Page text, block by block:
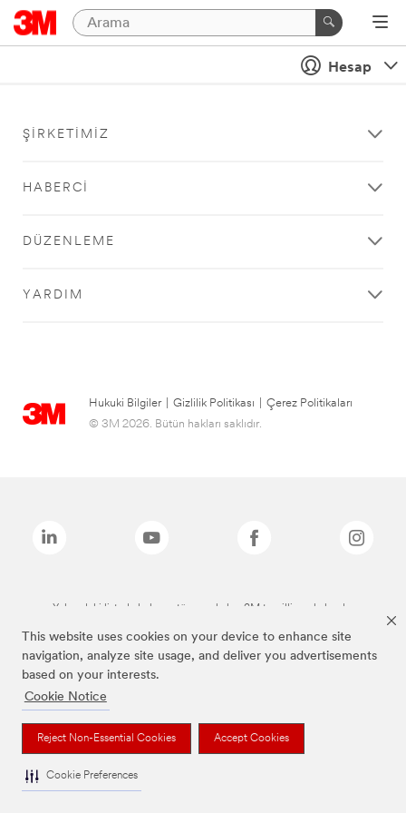
This website uses cookies on your device to enhance site
navigation, analyze site usage, and deliver you advertisements
based on your interests.
Cookie Notice
Reject Non-Essential Cookies Accept Cookies
Cookie Preferences
Hesap
ŞIRKETIMIZ
HABERCI
DÜZENLEME
YARDIM
Hukuki Bilgiler Gizlilik Politikası
Çerez Politikaları
© 3M 2026. Bütün hakları saklıdır.
Yukarıdaki listede bulunan tüm markalar, 3M tescilli markalarıdır.